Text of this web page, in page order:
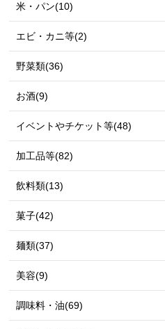
米・パン(10)
エビ・カニ等(2)
野菜類(36)
お酒(9)
イベントやチケット等(48)
加工品等(82)
飲料類(13)
菓子(42)
麺類(37)
美容(9)
調味料・油(69)